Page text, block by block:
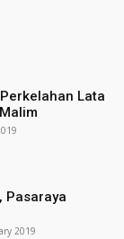
Lata
Pasaraya
2019